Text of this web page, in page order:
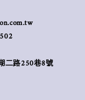
二路250巷8號